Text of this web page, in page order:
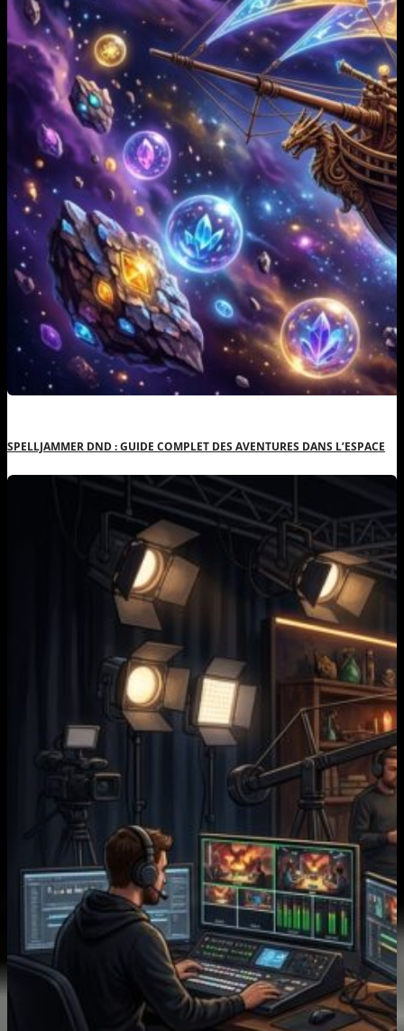
SPELLJAMMER DND : GUIDE COMPLET DES AVENTURES DANS L’ESPACE